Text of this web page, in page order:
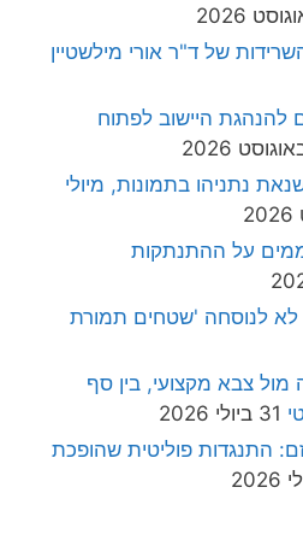
של ד"ר אורי מילשטיין
להנהגת היישוב לפתוח
נתניהו בתמונות, מיולי
על ההתנתקות
לא לנוסחה 'שטחים תמורת
מול צבא מקצועי, בין סף
31 ביולי 2026
התנגדות פוליטית שהופכת